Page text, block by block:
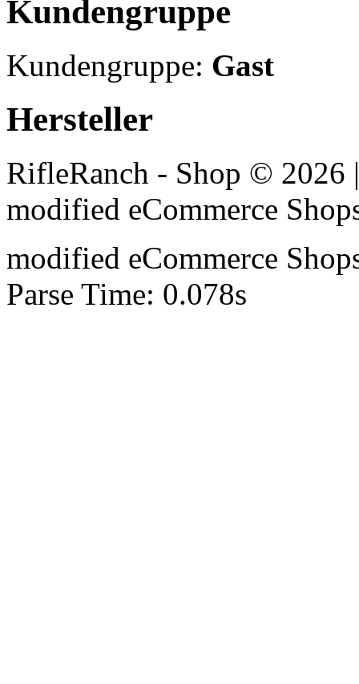
Kundengruppe
Kundengruppe: Gast
Hersteller
RifleRanch - Shop © 2026
modified eCommerce
modified eCommerce
Parse Time: 0.078s